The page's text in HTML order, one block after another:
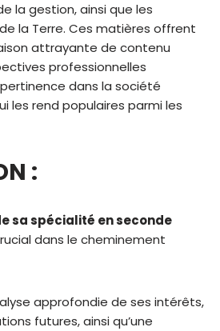
la gestion, ainsi que les
la Terre. Ces matières offrent
attrayante de contenu
professionnelles
dans la société
les rend populaires parmi les
:
sa spécialité en seconde
dans le cheminement
approfondie de ses intérêts,
futures, ainsi qu’une